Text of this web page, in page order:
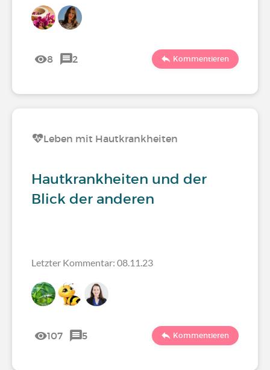
8 2 Kommentieren
Leben mit Hautkrankheiten
Hautkrankheiten und der
Blick der anderen
Letzter Kommentar: 08.11.23
107 5 Kommentieren